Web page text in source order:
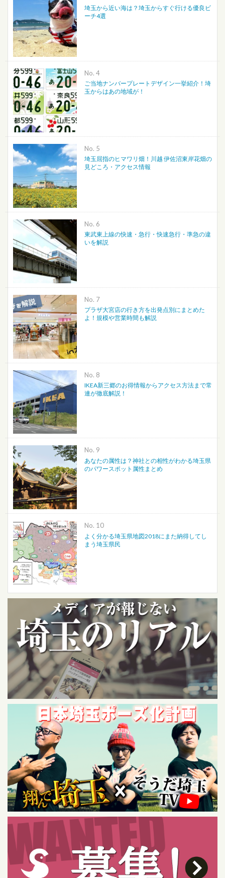
埼玉から近い海は？埼玉からすぐ行ける優良ビ
ーチ4選
No.
ご当地ナンバープレートデザイン一挙紹介！埼
玉からはあの地域が！
No.
埼玉屈指のヒマワリ畑！川越 伊佐沼東岸花畑の
見どころ・アクセス情報
No.
東武東上線の快速・急行・快速急行・準急の違
いを解説
No.
プラザ大宮店の行き方を出発点別にまとめた
よ！規模や営業時間も解説
No.
IKEA新三郷のお得情報からアクセス方法まで常
連が徹底解説！
No.
あなたの属性は？神社との相性がわかる埼玉県
のパワースポット属性まとめ
No.
よく分かる埼玉県地図2018にまた納得してし
まう埼玉県民